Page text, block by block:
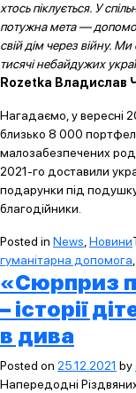
хтось піклується. У
потужна мета —
свій дім через війну.
тисячі небайдужих
Rozetka Владислав
Нагадаємо, у вересні
близько 8 000
малозабезпечених
2021-го доставили
подарунки під подушку
благодійники.
Posted in News Новини
гуманітарна допомога
«Сюрприз
– історії
в дива
Posted on 25.12.2021 by
Напередодні